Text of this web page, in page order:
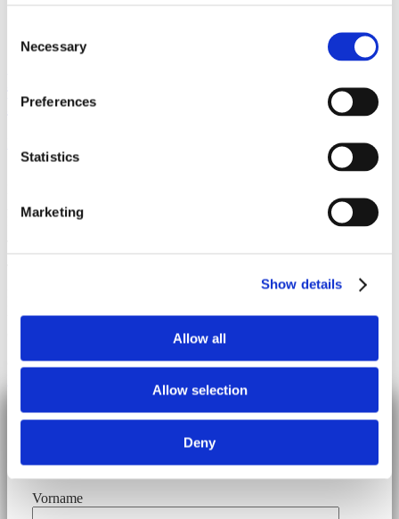
Selection
Necessary
Preferences
Statistics
Marketing
Show details
Allow all
Allow selection
Deny
Schlagwort: Dr. Jens Balko
Polymerforschung (IAP)
Angewandte Polymerforschung IAP Dipl.-Ing. Thomas Büsse,
Leitung Verarbeitungstechnikum für Biopolymere Schwarzheide Dr.
Zusammenstellung Exponate Fabian Textor, Wissenschaftlicher
und Schraubverschlüsse (Spritzguss), Joghurt-Becher und Schalen
© 2026 Frankfurter Kunstverein
Download file
Vorname